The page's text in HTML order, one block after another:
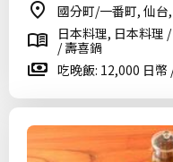
國分町/一番町, 仙台
日本料理, 日本料理
/ 壽喜鍋
吃晚飯: 12,000 日幣